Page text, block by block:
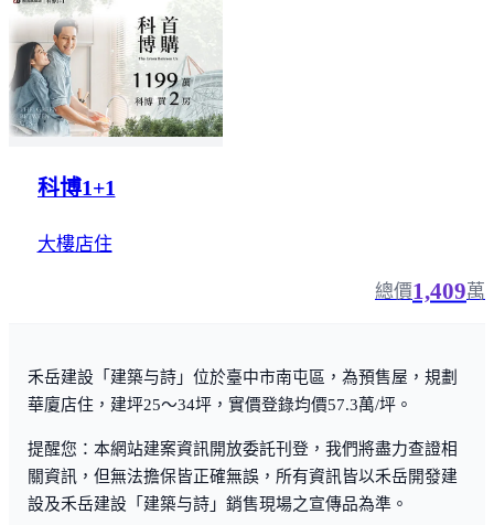
科博1+1
大樓店住
總價1,409萬
禾岳建設「建築与詩」位於臺中市南屯區，為預售屋，規劃
華廈店住，建坪25～34坪，實價登錄均價57.3萬/坪。
提醒您：本網站建案資訊開放委託刊登，我們將盡力查證相
關資訊，但無法擔保皆正確無誤，所有資訊皆以禾岳開發建
設及禾岳建設「建築与詩」銷售現場之宣傳品為準。